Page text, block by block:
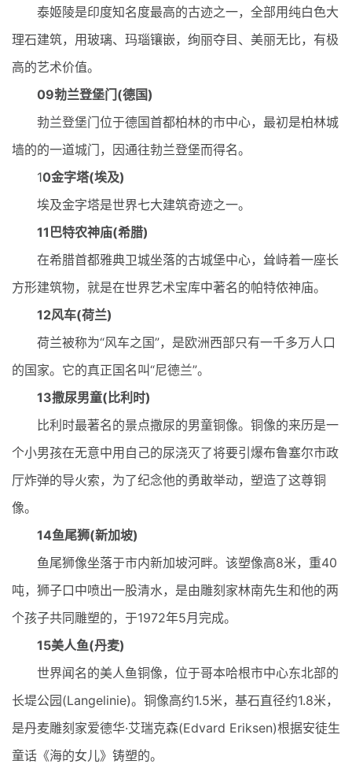
泰姬陵是印度知名度最高的古迹之一，全部用纯白色大
理石建筑，用玻璃、玛瑙镶嵌，绚丽夺目、美丽无比，有极
高的艺术价值。
09勃兰登堡门(德国)
勃兰登堡门位于德国首都柏林的市中心，最初是柏林城
墙的的一道城门，因通往勃兰登堡而得名。
10金字塔(埃及)
埃及金字塔是世界七大建筑奇迹之一。
11巴特农神庙(希腊)
在希腊首都雅典卫城坐落的古城堡中心，耸峙着一座长
方形建筑物，就是在世界艺术宝库中著名的帕特侬神庙。
12风车(荷兰)
荷兰被称为“风车之国”，是欧洲西部只有一千多万人口
的国家。它的真正国名叫“尼德兰”。
13撒尿男童(比利时)
比利时最著名的景点撒尿的男童铜像。铜像的来历是一
个小男孩在无意中用自己的尿浇灭了将要引爆布鲁塞尔市政
厅炸弹的导火索，为了纪念他的勇敢举动，塑造了这尊铜
像。
14鱼尾狮(新加坡)
鱼尾狮像坐落于市内新加坡河畔。该塑像高8米，重40
吨，狮子口中喷出一股清水，是由雕刻家林南先生和他的两
个孩子共同雕塑的，于1972年5月完成。
15美人鱼(丹麦)
世界闻名的美人鱼铜像，位于哥本哈根市中心东北部的
长堤公园(Langelinie)。铜像高约1.5米，基石直径约1.8米，
是丹麦雕刻家爱德华·艾瑞克森(Edvard Eriksen)根据安徒生
童话《海的女儿》铸塑的。